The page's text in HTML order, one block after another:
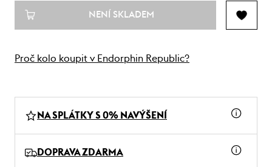
NENÍ SKLADEM
Proč kolo koupit v Endorphin Republic?
NA SPLÁTKY S 0% NAVÝŠENÍ
DOPRAVA ZDARMA